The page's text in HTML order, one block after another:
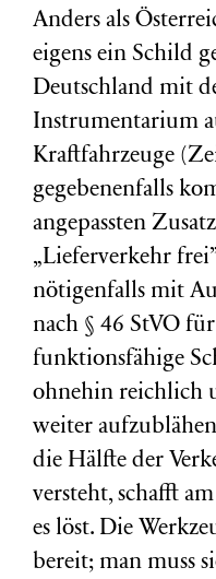
Anders als
eigens ein Schild
Deutschland mit
Instrumentarium
Kraftfahrzeuge
gegebenenfalls
angepassten
„Lieferverkehr
nötigenfalls mit
nach § 46 StVO
funktionsfähige
ohnehin reichlich
weiter
die Hälfte der
versteht, schafft
es löst. Die
bereit; man muss